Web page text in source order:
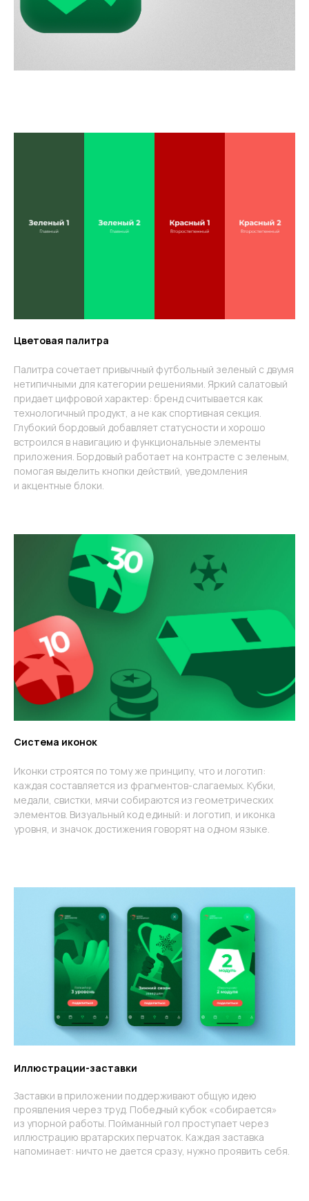
Цветовая палитра
Палитра сочетает привычный футбольный зеленый с двумя
нетипичными для категории решениями. Яркий салатовый
придает цифровой характер: бренд считывается как
технологичный продукт, а не как спортивная секция.
Глубокий бордовый добавляет статусности и хорошо
встроился в навигацию и функциональные элементы
приложения. Бордовый работает на контрасте с зеленым,
помогая выделить кнопки действий, уведомления
и акцентные блоки.
Система иконок
Иконки строятся по тому же принципу, что и логотип:
каждая составляется из фрагментов-слагаемых. Кубки,
медали, свистки, мячи собираются из геометрических
элементов. Визуальный код единый: и логотип, и иконка
уровня, и значок достижения говорят на одном языке.
Иллюстрации-заставки
Заставки в приложении поддерживают общую идею
проявления через труд. Победный кубок «собирается»
из упорной работы. Пойманный гол проступает через
иллюстрацию вратарских перчаток. Каждая заставка
напоминает: ничто не дается сразу, нужно проявить себя.